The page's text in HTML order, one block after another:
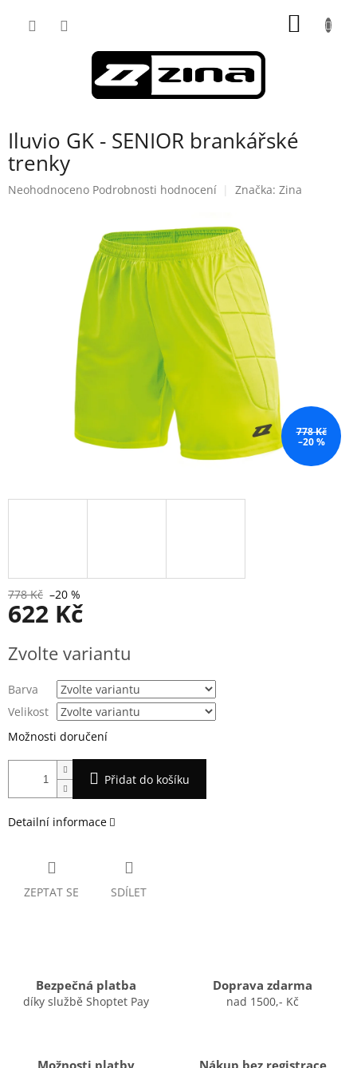
Iluvio GK - SENIOR brankářské
trenky
Průměrné
Neohodnoceno Podrobnosti hodnocení Značka: Zina
778 Kč
–20 %
778 Kč –20 %
622 Kč
cena:
Zvolte variantu
Barva
Velikost
Možnosti doručení
Přidat do košíku
Detailní informace
ZEPTAT SE SDÍLET
Bezpečná platba
díky službě Shoptet Pay
Doprava zdarma
nad 1500,- Kč